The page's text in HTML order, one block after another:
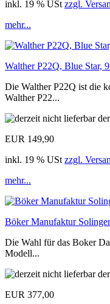
inkl. 19 % USt zzgl.
mehr...
Walther P22Q, Blue Star,
Die Walther P22Q ist die
Walther P22...
EUR 149,90
inkl. 19 % USt zzgl.
mehr...
Böker Manufaktur
Die Wahl für das Boker
Modell...
EUR 377,00